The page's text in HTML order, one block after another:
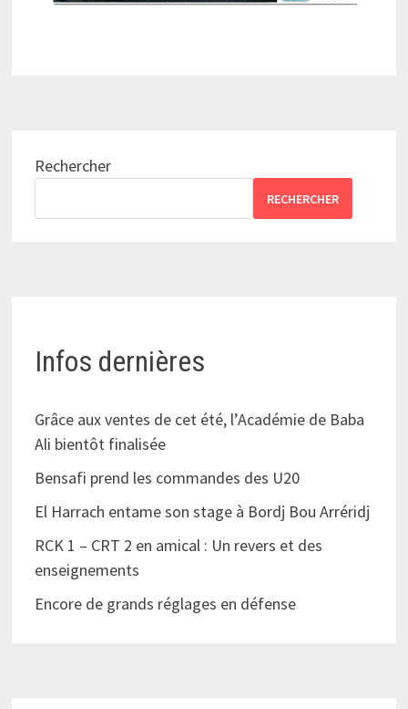
Rechercher
RECHERCHER
Infos dernières
Grâce aux ventes de cet été, l’Académie de Baba
Ali bientôt finalisée
Bensafi prend les commandes des U20
El Harrach entame son stage à Bordj Bou Arréridj
RCK 1 – CRT 2 en amical : Un revers et des
enseignements
Encore de grands réglages en défense